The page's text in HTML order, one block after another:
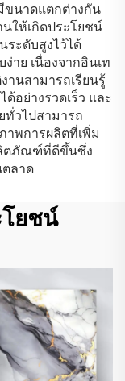
ขนาดแตกต่างกัน
ให้เกิดประโยชน์
ระดับสูงไว้ได้
าย เนื่องจากอินเท
านสามารถเรียนรู้
ด้อย่างรวดเร็ว และ
ทั่วไปสามารถ
าพการผลิตที่เพิ่ม
ตภัณฑ์ที่ดีขึ้นซึ่ง
ตลาด
ยชน์